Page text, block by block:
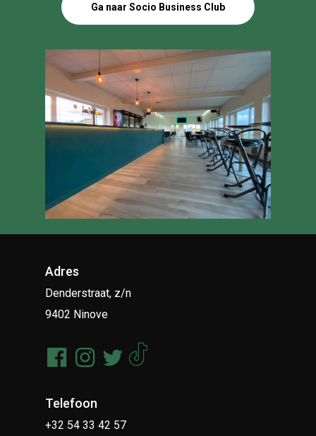
Ga naar Socio Business Club
Adres
Denderstraat, z/n
9402 Ninove
Telefoon
+32 54 33 42 57